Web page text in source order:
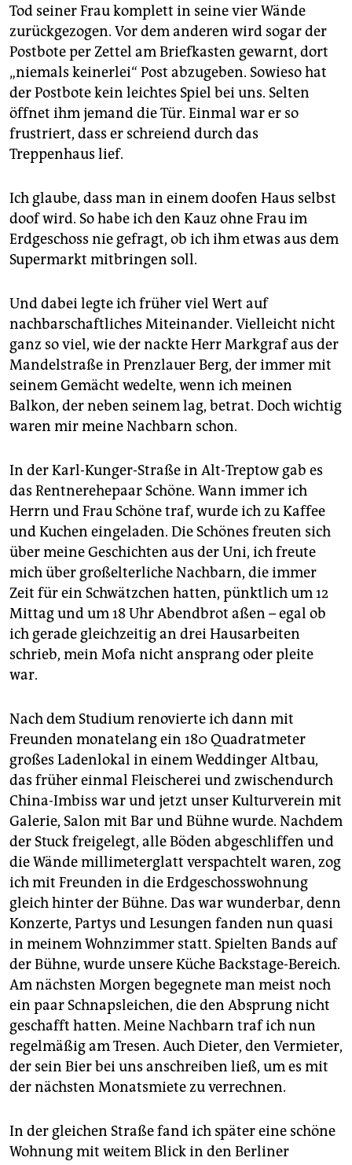
Tod seiner Frau komplett in seine vier Wände
zurückgezogen. Vor dem anderen wird sogar der
Postbote per Zettel am Briefkasten gewarnt, dort
„niemals keinerlei“ Post abzugeben. Sowieso hat
der Postbote kein leichtes Spiel bei uns. Selten
öffnet ihm jemand die Tür. Einmal war er so
frustriert, dass er schreiend durch das
Treppenhaus lief.
Ich glaube, dass man in einem doofen Haus selbst
doof wird. So habe ich den Kauz ohne Frau im
Erdgeschoss nie gefragt, ob ich ihm etwas aus dem
Supermarkt mitbringen soll.
Und dabei legte ich früher viel Wert auf
nachbarschaftliches Miteinander. Vielleicht nicht
ganz so viel, wie der nackte Herr Markgraf aus der
Mandelstraße in Prenzlauer Berg, der immer mit
seinem Gemächt wedelte, wenn ich meinen
Balkon, der neben seinem lag, betrat. Doch wichtig
waren mir meine Nachbarn schon.
In der Karl-Kunger-Straße in Alt-Treptow gab es
das Rentnerehepaar Schöne. Wann immer ich
Herrn und Frau Schöne traf, wurde ich zu Kaffee
und Kuchen eingeladen. Die Schönes freuten sich
über meine Geschichten aus der Uni, ich freute
mich über großelterliche Nachbarn, die immer
Zeit für ein Schwätzchen hatten, pünktlich um 12
Mittag und um 18 Uhr Abendbrot aßen – egal ob
ich gerade gleichzeitig an drei Hausarbeiten
schrieb, mein Mofa nicht ansprang oder pleite
war.
Nach dem Studium renovierte ich dann mit
Freunden monatelang ein 180 Quadratmeter
großes Ladenlokal in einem Weddinger Altbau,
das früher einmal Fleischerei und zwischendurch
China-Imbiss war und jetzt unser Kulturverein mit
Galerie, Salon mit Bar und Bühne wurde. Nachdem
der Stuck freigelegt, alle Böden abgeschliffen und
die Wände millimeterglatt verspachtelt waren, zog
ich mit Freunden in die Erdgeschosswohnung
gleich hinter der Bühne. Das war wunderbar, denn
Konzerte, Partys und Lesungen fanden nun quasi
in meinem Wohnzimmer statt. Spielten Bands auf
der Bühne, wurde unsere Küche Backstage-Bereich.
Am nächsten Morgen begegnete man meist noch
ein paar Schnapsleichen, die den Absprung nicht
geschafft hatten. Meine Nachbarn traf ich nun
regelmäßig am Tresen. Auch Dieter, den Vermieter,
der sein Bier bei uns anschreiben ließ, um es mit
der nächsten Monatsmiete zu verrechnen.
In der gleichen Straße fand ich später eine schöne
Wohnung mit weitem Blick in den Berliner